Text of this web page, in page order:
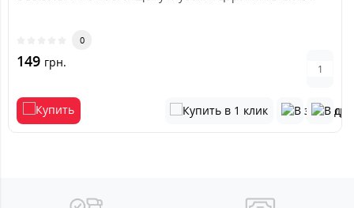
0
149 грн.